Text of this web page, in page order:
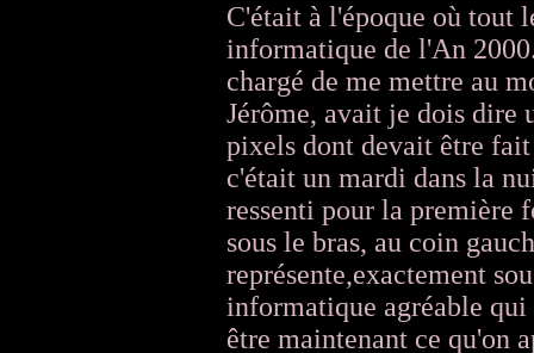
C'était à l'époque où tout
informatique de l'An
chargé de me mettre au
Jérôme, avait je dois dire
pixels dont devait être
c'était un mardi dans la
ressenti pour la première
sous le bras, au coin
représente,exactement
informatique agréable qui
être maintenant ce qu'on